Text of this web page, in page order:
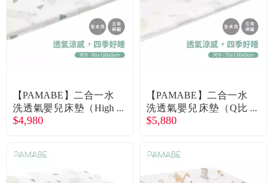
【PAMABE】二合一水
洗透氣嬰兒床墊（High
Five北極熊）60x120x5c
$4,980
【PAMABE】二合一水
洗透氣嬰兒床墊（Q比
小象）70x130x5cm 廠
$5,880